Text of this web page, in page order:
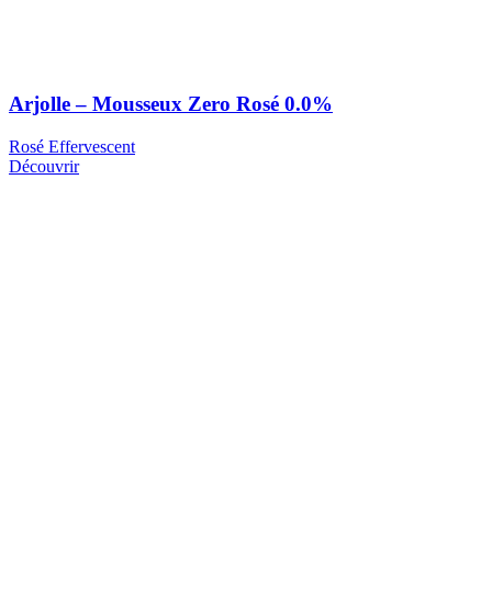
Arjolle – Mousseux Zero Rosé 0.0%
Rosé Effervescent
Découvrir